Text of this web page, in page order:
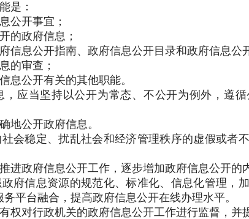
是：
公开事宜；
的政府信息；
信息公开指南、政府信息公开目录和政府信息公
的审查；
息公开有关的其他职能。
应当坚持以公开为常态、不公开为例外，遵
地公开政府信息。
会稳定、扰乱社会和经济管理秩序的虚假或者
进政府信息公开工作，逐步增加政府信息公开的
府信息资源的规范化、标准化、信息化管理，
平台融合，提高政府信息公开在线办理水平。
权对行政机关的政府信息公开工作进行监督，并